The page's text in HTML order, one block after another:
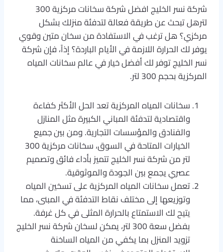
شركة نسر الخليج افضل شركة سخانات مركزية 300
لترهل تبحث عن طريقة فعالة لتدفئة منزلك بشكل
مركزي؟ هل ترغب في الاستفادة من سخان متين وقوي
يوفر لك الحرارة اللازمة في الأيام الباردة؟ إذاً، فإن شركة
نسر الخليج توفر لك أفضل خيار في عالم سخانات المياه
المركزية بحجم 300 لتر.
سخانات المياه المركزية تعد الحل الأكثر كفاءة
واقتصادية لتدفئة المباني الكبيرة مثل المنازل
والفنادق والمؤسسات التجارية. ومن بين جميع
الخيارات المتاحة في السوق، سخانات مركزية 300
لتر من شركة نسر الخليج تتميز بأداء فائق وتصميم
عصري يجمع بين الجودة والموثوقية.
تعمل سخانات المياه المركزية على تسخين المياه
وتوزيعها إلى مختلف نقاط التدفئة في المبنى، مما
يتيح لك الاستمتاع بالحرارة المثلى في كل غرفة.
بفضل سعة 300 لتر، يمكن لسخان شركة نسر الخليج
تزويد المنزل بما يكفي من المياه الساخنة